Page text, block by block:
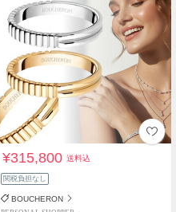
¥315,800送料込
関税負担なし
BOUCHERON